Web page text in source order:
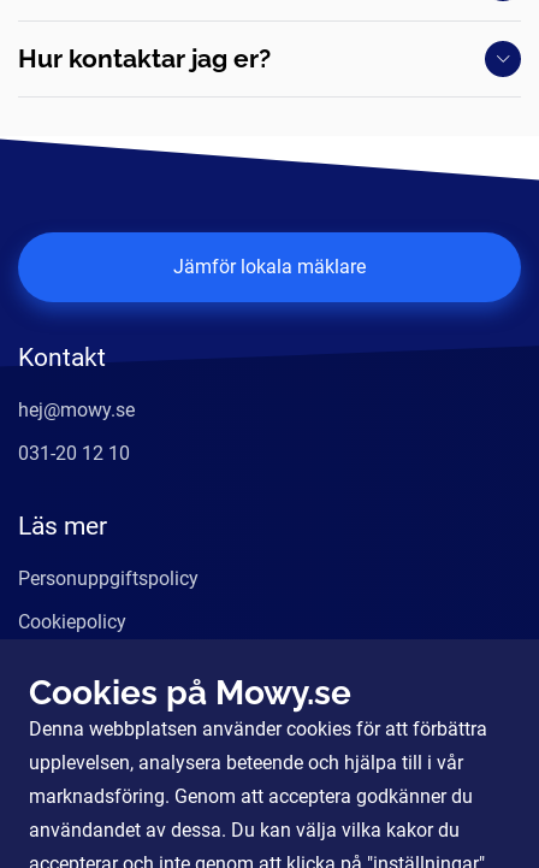
Hur kontaktar jag er?
Kontakt
hej@mowy.se
031-20 12 10
Läs mer
Personuppgiftspolicy
Cookiepolicy
Våra tjänster
För Partners
Jämför lokala mäklare
Cookies på Mowy.se
Denna webbplatsen använder cookies för att förbättra
upplevelsen, analysera beteende och hjälpa till i vår
marknadsföring. Genom att acceptera godkänner du
användandet av dessa. Du kan välja vilka kakor du